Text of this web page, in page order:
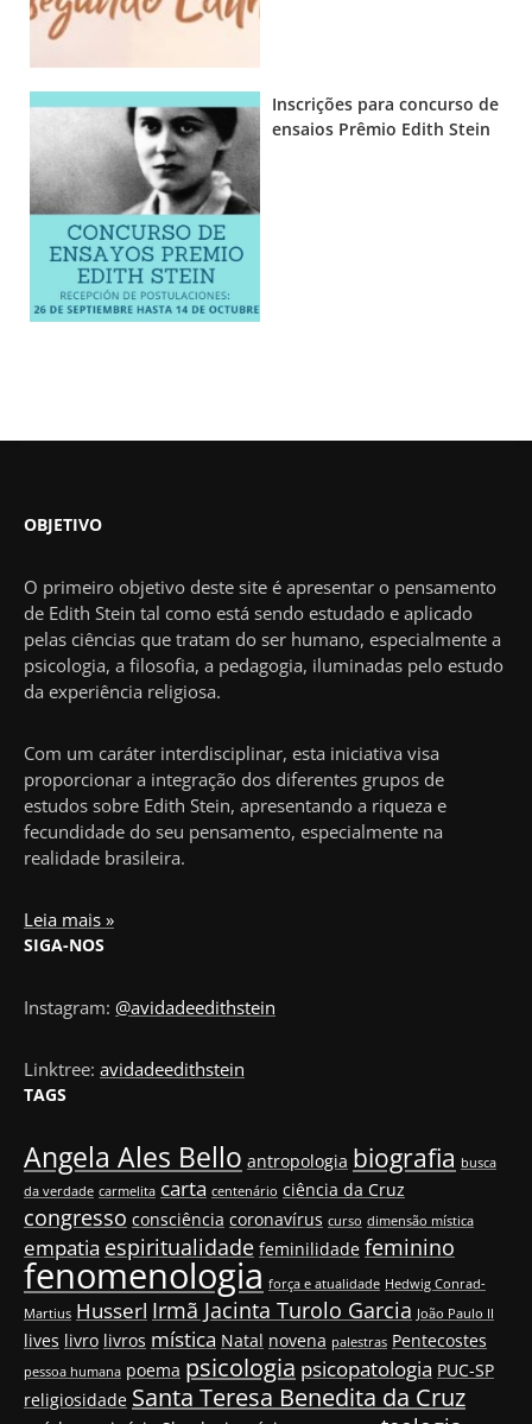
Inscrições para concurso de
ensaios Prêmio Edith Stein
OBJETIVO
O primeiro objetivo deste site é apresentar o pensamento
de Edith Stein tal como está sendo estudado e aplicado
pelas ciências que tratam do ser humano, especialmente a
psicologia, a filosofia, a pedagogia, iluminadas pelo estudo
da experiência religiosa.
Com um caráter interdisciplinar, esta iniciativa visa
proporcionar a integração dos diferentes grupos de
estudos sobre Edith Stein, apresentando a riqueza e
fecundidade do seu pensamento, especialmente na
realidade brasileira.
Leia mais »
SIGA-NOS
Instagram: @avidadeedithstein
Linktree: avidadeedithstein
TAGS
Angela Ales Bello antropologia biografia busca
da verdade carmelita carta centenário ciência da Cruz
congresso consciência coronavírus curso dimensão mística
empatia espiritualidade feminilidade feminino
fenomenologia força e atualidade Hedwig Conrad-
Martius Husserl Irmã Jacinta Turolo Garcia João Paulo II
lives livro livros mística Natal novena palestras Pentecostes
pessoa humana poema psicologia psicopatologia PUC-SP
religiosidade Santa Teresa Benedita da Cruz